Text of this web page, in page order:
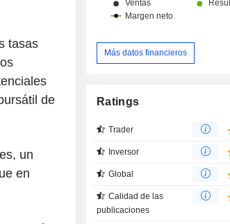
tasas
de
un
en
Más datos financieros
Ratings
Trader
Inversor
Global
Calidad de las
publicaciones